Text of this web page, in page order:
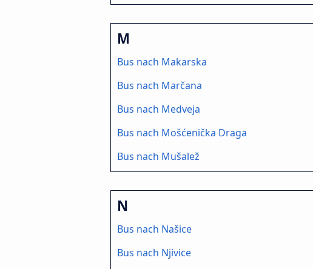
M
Bus nach Makarska
Bus nach Marčana
Bus nach Medveja
Bus nach Mošćenička Draga
Bus nach Mušalež
N
Bus nach Našice
Bus nach Njivice